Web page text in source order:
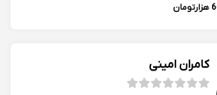
کامران امینی